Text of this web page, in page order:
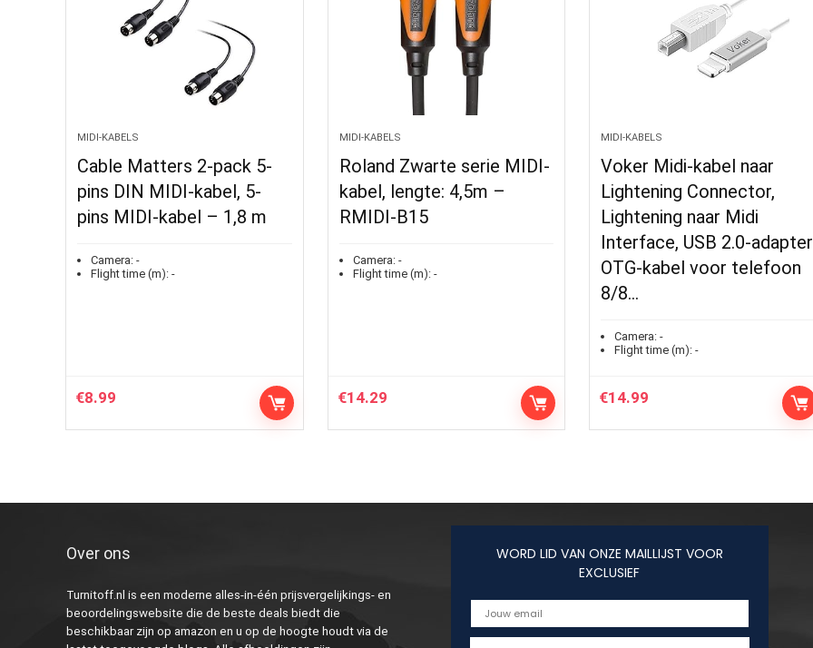
MIDI-KABELS
Cable Matters 2-pack 5-
pins DIN MIDI-kabel, 5-
pins MIDI-kabel – 1,8 m
Camera: -
Flight time (m): -
€8.99
MIDI-KABELS
Roland Zwarte serie MIDI-
kabel, lengte: 4,5m –
RMIDI-B15
Camera:-
Flight time (m):-
€14.29
MIDI-KABELS
Voker Midi-kabel naar
Lightening Connector,
Lightening naar Midi
Interface, USB 2.0-adapter
OTG-kabel voor telefoon
8/8…
Camera: -
Flight time (m): -
€14.99
Over ons
Turnitoff.nl is een moderne alles-in-één prijsvergelijkings- en
beoordelingswebsite die de beste deals biedt die
beschikbaar zijn op amazon en u op de hoogte houdt via de
WORD LID VAN ONZE MAILLIJST VOOR
EXCLUSIEF